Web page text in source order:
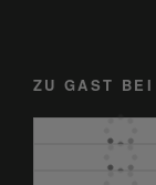
ZU GAST